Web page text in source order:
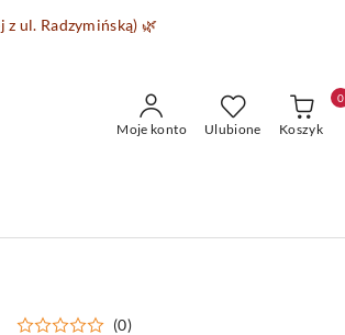
z ul. Radzymińską) 🌿
Moje konto Ulubione Koszyk
0
(0)